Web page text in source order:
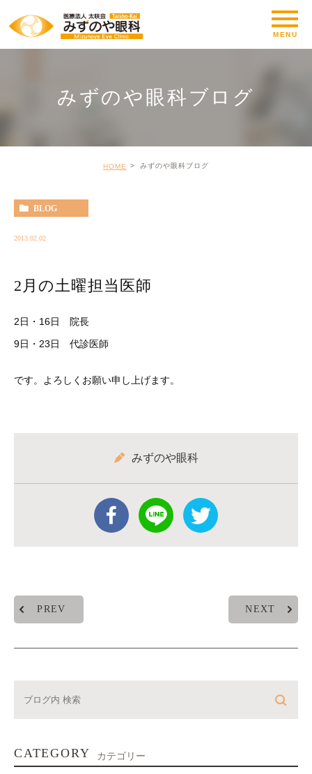
みずのや眼科ブログ
HOME みずのや眼科ブログ
BLOG
2013.02.02
2月の土曜担当医師
2日・16日 院長
9日・23日 代診医師
です。よろしくお願い申し上げます。
みずのや眼科
PREV NEXT
CATEGORY カテゴリー